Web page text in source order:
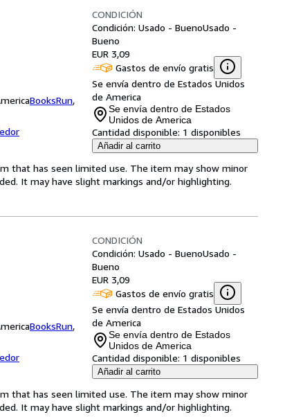
BooksRun,
CONDICIÓN
Condición: Usado - BuenoUsado -
Bueno
EUR 3,09
Gastos de envío gratis
Se envía dentro de Estados Unidos
de America
Se envía dentro de Estados
Unidos de America
Cantidad disponible: 1 disponibles
Añadir al carrito
that has seen limited use. The item may show minor
It may have slight markings and/or highlighting.
BooksRun,
CONDICIÓN
Condición: Usado - BuenoUsado -
Bueno
EUR 3,09
Gastos de envío gratis
Se envía dentro de Estados Unidos
de America
Se envía dentro de Estados
Unidos de America
Cantidad disponible: 1 disponibles
Añadir al carrito
that has seen limited use. The item may show minor
It may have slight markings and/or highlighting.